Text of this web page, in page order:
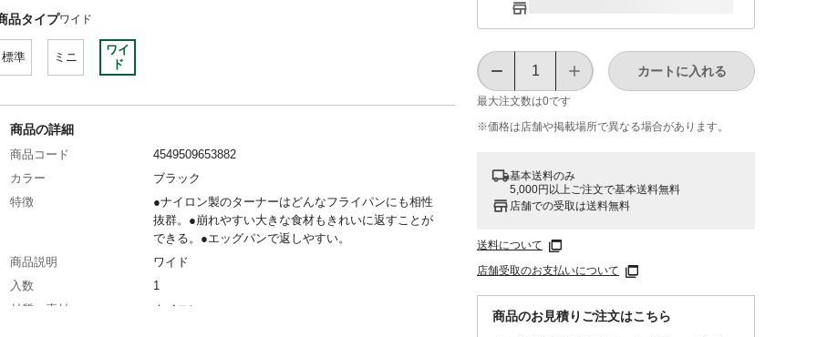
品タイプワイド
標準 ミニ
ワイ
ド
最大注文数は0です
カートに入れる
※価格は​店舗や​掲載場所で​異なる​場合が​あります。
基本送料のみ
5,000円以上ご注文で基本送料無料
店舗での受取は送料無料
送料について
店舗受取のお支払いについて
商品のお見積りご注文はこちら
商品の詳細
商品コード
4549509653882
カラー
ブラック
特徴
●ナイロン製のターナーはどんなフライパンにも相性
抜群。●崩れやすい大きな食材もきれいに返すことが
できる。●エッグパンで返しやすい。
商品説明
ワイド
入数
1
材質・素材
ナイロン